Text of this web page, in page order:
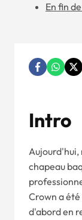
En fin
Intro
Aujourd'hui,
chapeau
Crown a été
d'abord en